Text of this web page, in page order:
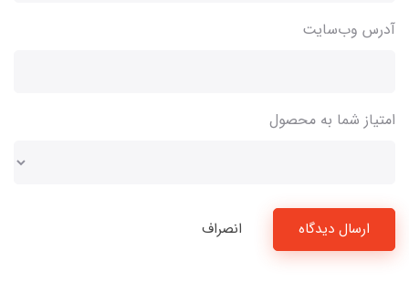
آدرس وب‌سایت
امتیاز شما به محصول
ارسال دیدگاه انصراف